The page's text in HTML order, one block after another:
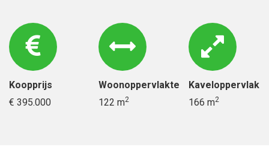
Koopprijs
€ 395.000
Woonoppervlakte
122 m2
Kaveloppervlak
166 m2